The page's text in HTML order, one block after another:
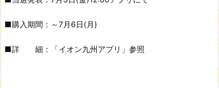
■購入期間：～7月6日(月)
■詳 細：「イオン九州アプリ」参照